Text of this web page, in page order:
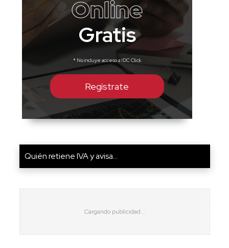
Online
Gratis
* No incluye acceso a IDC Click
Regístrate
Quién retiene IVA y avisa...